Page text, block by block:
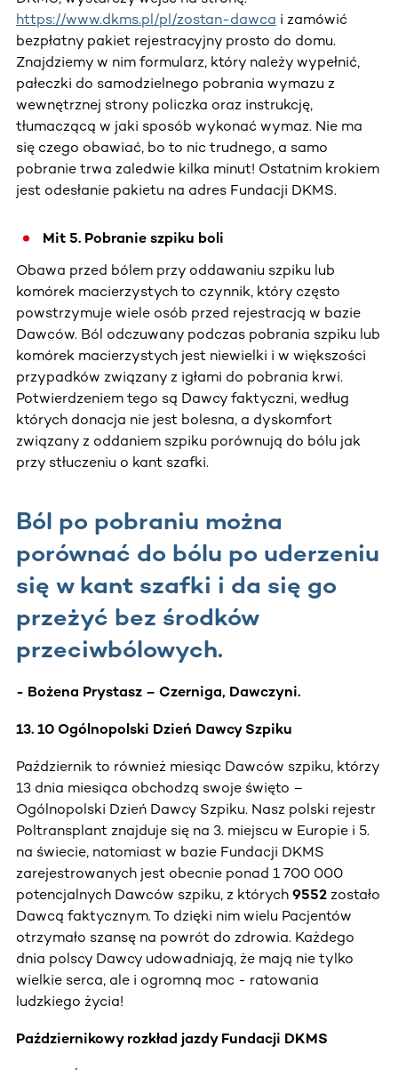
https://www.dkms.pl/pl/zostan-dawca i zamówić
bezpłatny pakiet rejestracyjny prosto do domu.
Znajdziemy w nim formularz, który należy wypełnić,
pałeczki do samodzielnego pobrania wymazu z
wewnętrznej strony policzka oraz instrukcję,
tłumaczącą w jaki sposób wykonać wymaz. Nie ma
się czego obawiać, bo to nic trudnego, a samo
pobranie trwa zaledwie kilka minut! Ostatnim krokiem
jest odesłanie pakietu na adres Fundacji DKMS.
Mit 5. Pobranie szpiku boli
Obawa przed bólem przy oddawaniu szpiku lub
komórek macierzystych to czynnik, który często
powstrzymuje wiele osób przed rejestracją w bazie
Dawców. Ból odczuwany podczas pobrania szpiku lub
komórek macierzystych jest niewielki i w większości
przypadków związany z igłami do pobrania krwi.
Potwierdzeniem tego są Dawcy faktyczni, według
których donacja nie jest bolesna, a dyskomfort
związany z oddaniem szpiku porównują do bólu jak
przy stłuczeniu o kant szafki.
Ból po pobraniu można
porównać do bólu po uderzeniu
się w kant szafki i da się go
przeżyć bez środków
przeciwbólowych.
- Bożena Prystasz – Czerniga, Dawczyni.
13. 10 Ogólnopolski Dzień Dawcy Szpiku
Październik to również miesiąc Dawców szpiku, którzy
13 dnia miesiąca obchodzą swoje święto –
Ogólnopolski Dzień Dawcy Szpiku. Nasz polski rejestr
Poltransplant znajduje się na 3. miejscu w Europie i 5.
na świecie, natomiast w bazie Fundacji DKMS
zarejestrowanych jest obecnie ponad 1 700 000
potencjalnych Dawców szpiku, z których 9552 zostało
Dawcą faktycznym. To dzięki nim wielu Pacjentów
otrzymało szansę na powrót do zdrowia. Każdego
dnia polscy Dawcy udowadniają, że mają nie tylko
wielkie serca, ale i ogromną moc - ratowania
ludzkiego życia!
Październikowy rozkład jazdy Fundacji DKMS